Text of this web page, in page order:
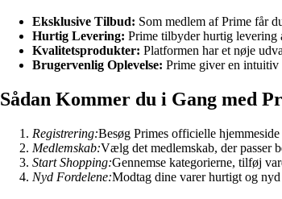
Eksklusive Tilbud: Som medlem af Prime får
Hurtig Levering: Prime tilbyder hurtig levering
Kvalitetsprodukter: Platformen har et nøje
Brugervenlig Oplevelse: Prime giver en intuitiv
Sådan Kommer du i Gang med
Registrering:Besøg Primes officielle
Medlemskab:Vælg det medlemskab, der passer
Start Shopping:Gennemse kategorierne, tilføj
Nyd Fordelene:Modtag dine varer hurtigt og